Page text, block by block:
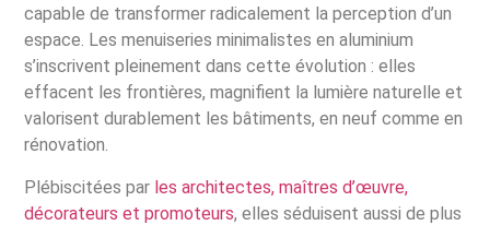
capable de transformer radicalement la perception d’un
espace. Les menuiseries minimalistes en aluminium
s’inscrivent pleinement dans cette évolution : elles
effacent les frontières, magnifient la lumière naturelle et
valorisent durablement les bâtiments, en neuf comme en
rénovation.
Plébiscitées par les architectes, maîtres d’œuvre,
décorateurs et promoteurs, elles séduisent aussi de plus